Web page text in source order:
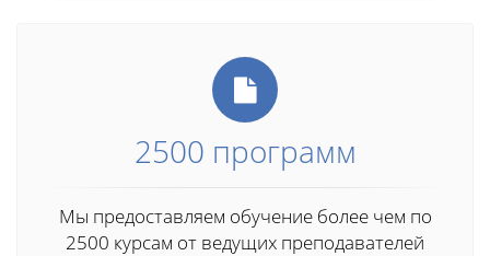
2500 программ
Мы предоставляем обучение более чем по
2500 курсам от ведущих преподавателей